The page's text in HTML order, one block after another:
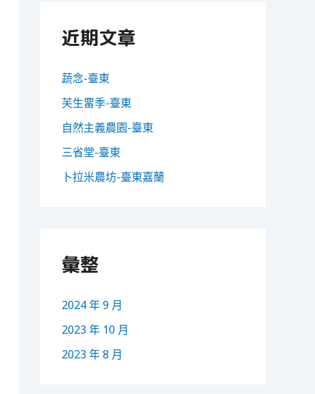
字
近期文章
蔬念-臺東
芙生畱季-臺東
自然主義農園-臺東
三省堂-臺東
卜拉米農坊-臺東嘉蘭
彙整
2024 年 9 月
2023 年 10 月
2023 年 8 月